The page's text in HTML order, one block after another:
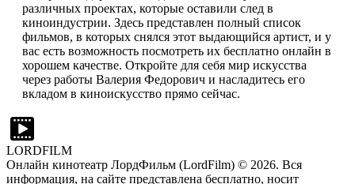
различных проектах, которые оставили след в
киноиндустрии. Здесь представлен полный список
фильмов, в которых снялся этот выдающийся артист, и у
вас есть возможность посмотреть их бесплатно онлайн в
хорошем качестве. Откройте для себя мир искусства
через работы Валерия Федорович и насладитесь его
вкладом в киноискусство прямо сейчас.
LORDFILM
Онлайн кинотеатр ЛордФильм (LordFilm) © 2026. Вся
информация, на сайте представлена бесплатно, носит